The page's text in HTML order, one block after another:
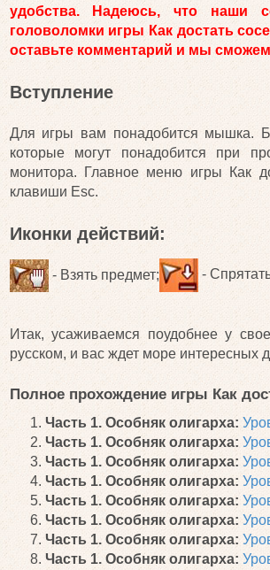
удобства. Надеюсь, что наши
головоломки игры Как достать
оставьте комментарий и мы
Вступление
Для игры вам понадобится мышка.
которые могут понадобится при
монитора. Главное меню игры Как
клавиши Esc.
Иконки действий:
- Взять предмет; -
Итак, усаживаемся поудобнее у
русском, и вас ждет море
Полное прохождение игры Как
Часть 1. Особняк олигарха:
Часть 1. Особняк олигарха:
Часть 1. Особняк олигарха:
Часть 1. Особняк олигарха:
Часть 1. Особняк олигарха:
Часть 1. Особняк олигарха:
Часть 1. Особняк олигарха:
Часть 1. Особняк олигарха: